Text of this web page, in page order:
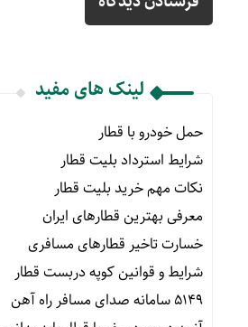
لینک های مفید
حمل خودرو با قطار
شرایط استرداد بلیت قطار
نکات مهم خرید بلیت قطار
معرفی بهترین قطارهای ایران
خسارت تاخیر قطارهای مسافری
شرایط و قوانین کوپه دربست قطار
۵۱۴۹ سامانه صدای مسافر راه آهن